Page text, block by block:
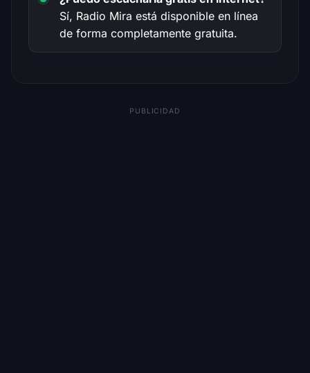
Sí, Radio Mira está disponible en línea
de forma completamente gratuita.
PUBLICIDAD